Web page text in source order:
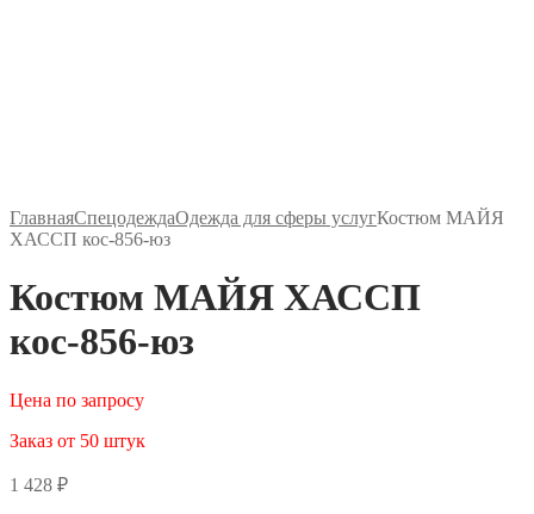
ГлавнаяСпецодеждаОдежда для сферы услугКостюм МАЙЯ
ХАССП кос-856-юз
Костюм МАЙЯ ХАССП
кос-856-юз
Цена по запросу
Заказ от 50 штук
1 428 ₽